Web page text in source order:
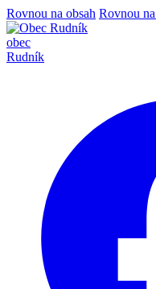
Rovnou na obsah Rovnou
obec
Rudník